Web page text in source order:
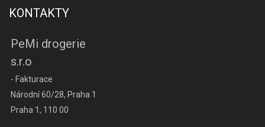
KONTAKTY
PeMi drogerie
s.r.o
- Fakturace
Národní 60/28, Praha 1
Praha 1, 110 00